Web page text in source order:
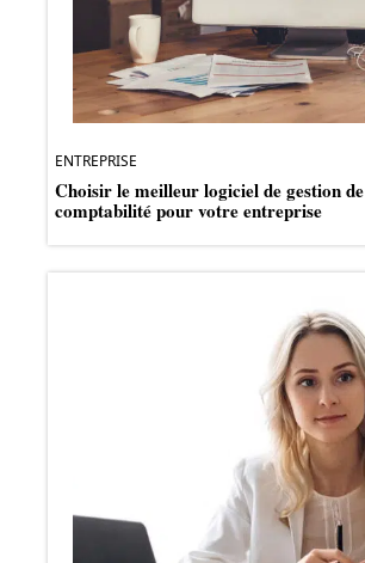
ENTREPRISE
Choisir le meilleur logiciel de gestion de
comptabilité pour votre entreprise